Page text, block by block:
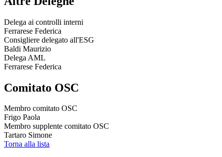
Delega ai controlli interni
Ferrarese Federica
Consigliere delegato all'ESG
Baldi Maurizio
Delega AML
Ferrarese Federica
Comitato OSC
Membro comitato OSC
Frigo Paola
Membro supplente comitato OSC
Tartaro Simone
Torna alla lista